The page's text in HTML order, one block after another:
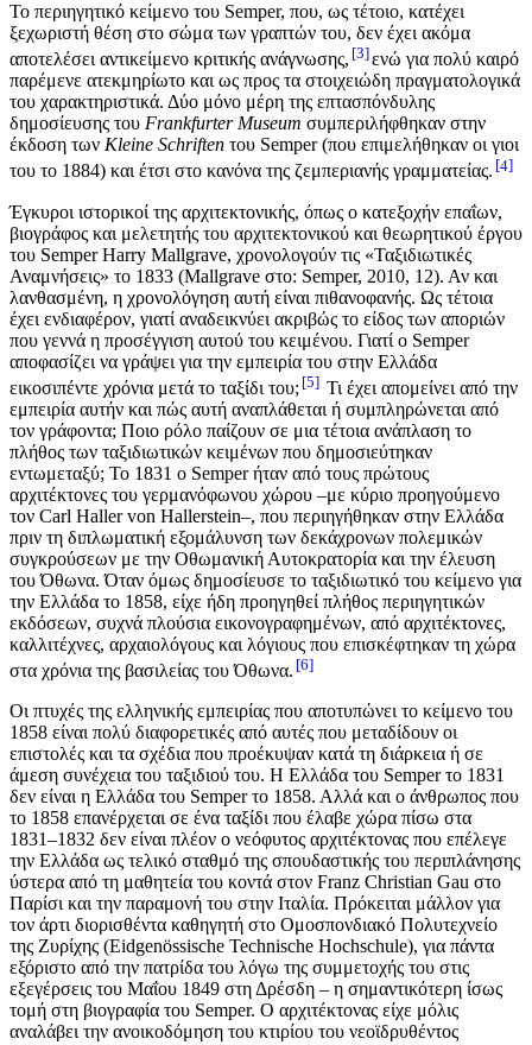
Το περιηγητικό κείμενο του Semper, που, ως τέτοιο, κατέχει
ξεχωριστή θέση στο σώμα των γραπτών του, δεν έχει ακόμα
αποτελέσει αντικείμενο κριτικής ανάγνωσης, 3 ενώ για πολύ καιρό
παρέμενε ατεκμηρίωτο και ως προς τα στοιχειώδη πραγματολογικά
του χαρακτηριστικά. Δύο μόνο μέρη της επτασπόνδυλης
δημοσίευσης του Frankfurter Museum συμπεριλήφθηκαν στην
έκδοση των Kleine Schriften του Semper (που επιμελήθηκαν οι γιοι
του το 1884) και έτσι στο κανόνα της ζεμπεριανής γραμματείας. 4
Έγκυροι ιστορικοί της αρχιτεκτονικής, όπως o κατεξοχήν επαΐων,
βιογράφος και μελετητής του αρχιτεκτονικού και θεωρητικού έργου
του Semper Harry Mallgrave, χρονολογούν τις «Ταξιδιωτικές
Αναμνήσεις» το 1833 (Mallgrave στο: Semper, 2010, 12). Αν και
λανθασμένη, η χρονολόγηση αυτή είναι πιθανοφανής. Ως τέτοια
έχει ενδιαφέρον, γιατί αναδεικνύει ακριβώς το είδος των αποριών
που γεννά η προσέγγιση αυτού του κειμένου. Γιατί ο Semper
αποφασίζει να γράψει για την εμπειρία του στην Ελλάδα
εικοσιπέντε χρόνια μετά το ταξίδι του; 5
Τι έχει απομείνει από την
εμπειρία αυτήν και πώς αυτή αναπλάθεται ή συμπληρώνεται από
τον γράφοντα; Ποιο ρόλο παίζουν σε μια τέτοια ανάπλαση το
πλήθος των ταξιδιωτικών κειμένων που δημοσιεύτηκαν
εντωμεταξύ; To 1831 ο Semper ήταν από τους πρώτους
αρχιτέκτονες του γερμανόφωνου χώρου –με κύριο προηγούμενο
τον Carl Haller von Hallerstein–, που περιηγήθηκαν στην Ελλάδα
πριν τη διπλωματική εξομάλυνση των δεκάχρονων πολεμικών
συγκρούσεων με την Οθωμανική Αυτοκρατορία και την έλευση
του Όθωνα. Όταν όμως δημοσίευσε το ταξιδιωτικό του κείμενο για
την Ελλάδα το 1858, είχε ήδη προηγηθεί πλήθος περιηγητικών
εκδόσεων, συχνά πλούσια εικονογραφημένων, από αρχιτέκτονες,
καλλιτέχνες, αρχαιολόγους και λόγιους που επισκέφτηκαν τη χώρα
στα χρόνια της βασιλείας του Όθωνα. 6
Οι πτυχές της ελληνικής εμπειρίας που αποτυπώνει το κείμενο του
1858 είναι πολύ διαφορετικές από αυτές που μεταδίδουν οι
επιστολές και τα σχέδια που προέκυψαν κατά τη διάρκεια ή σε
άμεση συνέχεια του ταξιδιού του. Η Ελλάδα του Semper το 1831
δεν είναι η Ελλάδα του Semper το 1858. Αλλά και ο άνθρωπος που
το 1858 επανέρχεται σε ένα ταξίδι που έλαβε χώρα πίσω στα
1831–1832 δεν είναι πλέον ο νεόφυτος αρχιτέκτονας που επέλεγε
την Ελλάδα ως τελικό σταθμό της σπουδαστικής του περιπλάνησης
ύστερα από τη μαθητεία του κοντά στον Franz Christian Gau στο
Παρίσι και την παραμονή του στην Ιταλία. Πρόκειται μάλλον για
τον άρτι διορισθέντα καθηγητή στο Ομοσπονδιακό Πολυτεχνείο
της Ζυρίχης (Eidgenössische Technische Hochschule), για πάντα
εξόριστο από την πατρίδα του λόγω της συμμετοχής του στις
εξεγέρσεις του Μαΐου 1849 στη Δρέσδη – η σημαντικότερη ίσως
τομή στη βιογραφία του Semper. Ο αρχιτέκτονας είχε μόλις
αναλάβει την ανοικοδόμηση του κτιρίου του νεοϊδρυθέντος